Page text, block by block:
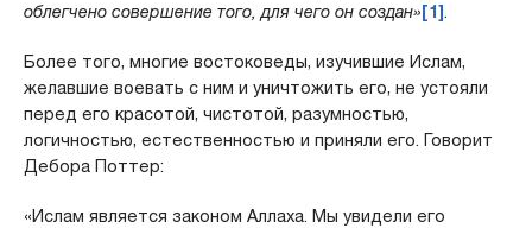
облегчено совершение того, для чего он создан»[1].
Более того, многие востоковеды, изучившие Ислам,
желавшие воевать с ним и уничтожить его, не устояли
перед его красотой, чистотой, разумностью,
логичностью, естественностью и приняли его. Говорит
Дебора Поттер:
«Ислам является законом Аллаха. Мы увидели его